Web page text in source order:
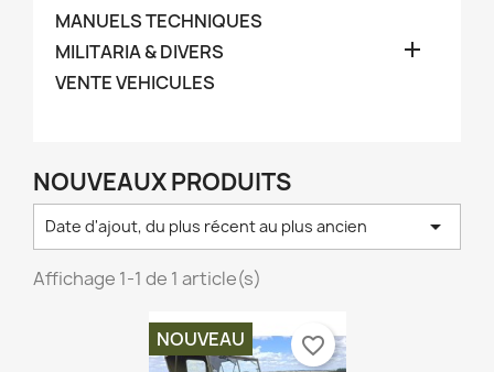
MANUELS TECHNIQUES
MILITARIA & DIVERS

VENTE VEHICULES
NOUVEAUX PRODUITS
Date d'ajout, du plus récent au plus ancien 
Affichage 1-1 de 1 article(s)
NOUVEAU favorite_border